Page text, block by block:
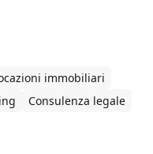
immobiliari
Consulenza legale